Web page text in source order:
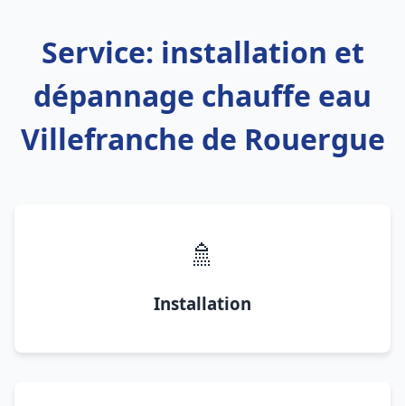
Service: installation et
dépannage chauffe eau
Villefranche de Rouergue
🚿
Installation